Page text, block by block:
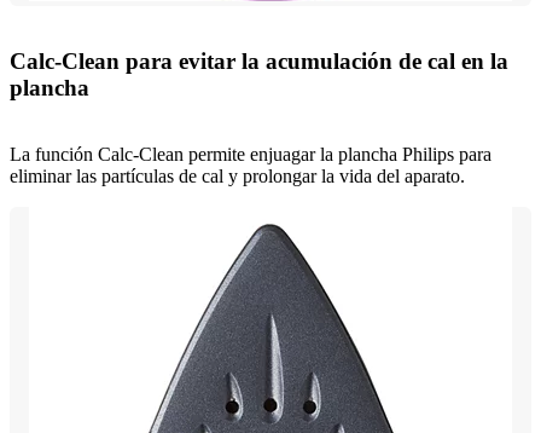
Calc-Clean para evitar la acumulación de cal en la
plancha
La función Calc-Clean permite enjuagar la plancha Philips para
eliminar las partículas de cal y prolongar la vida del aparato.